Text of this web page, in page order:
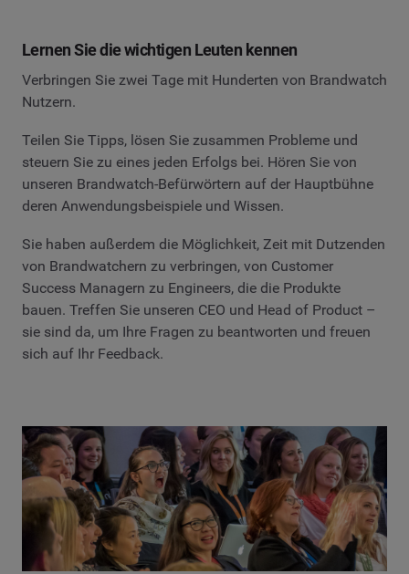
Lernen Sie die wichtigen Leuten kennen
Verbringen Sie zwei Tage mit Hunderten von Brandwatch
Nutzern.
Teilen Sie Tipps, lösen Sie zusammen Probleme und
steuern Sie zu eines jeden Erfolgs bei. Hören Sie von
unseren Brandwatch-Befürwörtern auf der Hauptbühne
deren Anwendungsbeispiele und Wissen.
Sie haben außerdem die Möglichkeit, Zeit mit Dutzenden
von Brandwatchern zu verbringen, von Customer
Success Managern zu Engineers, die die Produkte
bauen. Treffen Sie unseren CEO und Head of Product –
sie sind da, um Ihre Fragen zu beantworten und freuen
sich auf Ihr Feedback.